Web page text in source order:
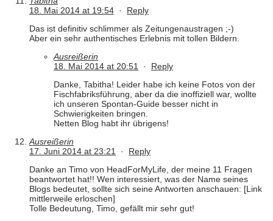
18. Mai 2014 at 19:54 · Reply
Das ist definitiv schlimmer als Zeitungenaustragen ;-)
Aber ein sehr authentisches Erlebnis mit tollen Bildern.
Ausreißerin
18. Mai 2014 at 20:51 · Reply
Danke, Tabitha! Leider habe ich keine Fotos von der
Fischfabriksführung, aber da die inoffiziell war, wollte
ich unseren Spontan-Guide besser nicht in
Schwierigkeiten bringen.
Netten Blog habt ihr übrigens!
Ausreißerin
17. Juni 2014 at 23:21 · Reply
Danke an Timo von HeadForMyLife, der meine 11 Fragen
beantwortet hat!! Wen interessiert, was der Name seines
Blogs bedeutet, sollte sich seine Antworten anschauen: [Link
mittlerweile erloschen]
Tolle Bedeutung, Timo, gefällt mir sehr gut!